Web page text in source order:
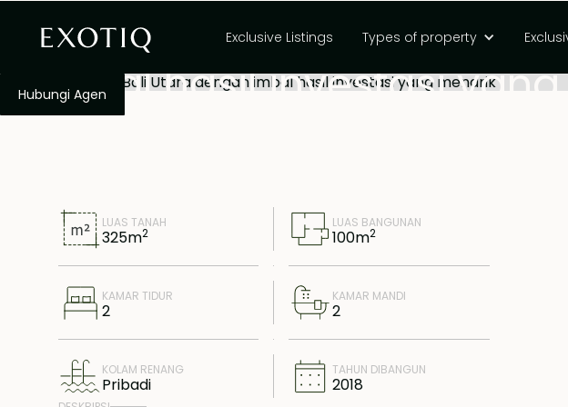
Exclusive Listings Types of property
Hubungi Agen
Vila tepi laut di Bali Utara
imbal hasil investasi
LUAS TANAH
325m2
LUAS BANGUNAN
100m2
KAMAR TIDUR
2
KAMAR MANDI
2
KOLAM RENANG
Pribadi
TAHUN DIBANGUN
2018